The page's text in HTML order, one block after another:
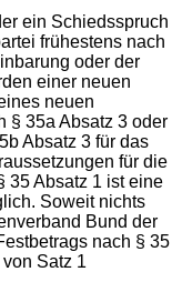
ein Schiedsspruch
frühestens nach
oder der
einer neuen
neuen
§ 35a Absatz 3 oder
Absatz 3 für das
für die
35 Absatz 1 ist eine
Soweit nichts
Bund der
nach § 35
Satz 1